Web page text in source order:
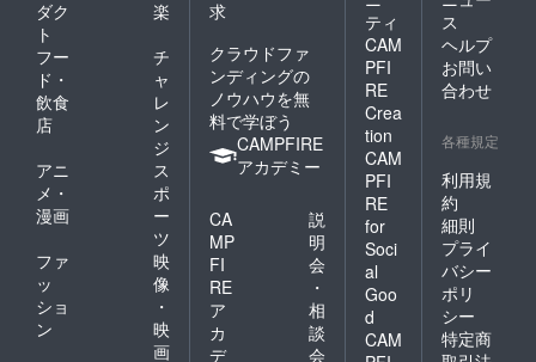
ダク
ト
楽
フー
ド・
飲食
店
チ
ャ
レ
ン
ジ
アニ
メ・
漫画
ス
ポ
ー
ツ
ファ
ッ
ショ
ン
映
像
・
映
画
求
クラウドファ
ンディングの
ノウハウを無
料で学ぼう
CAMPFIRE
アカデミー
CA
MP
FI
RE
ア
カ
デ
説
明
会
・
相
談
会
ティ
CAM
PFI
RE
Crea
tion
CAM
PFI
RE
for
Soci
al
Goo
d
CAM
ス
ヘルプ
お問い
合わせ
各種規定
利用規
約
細則
プライ
バシー
ポリ
シー
特定商